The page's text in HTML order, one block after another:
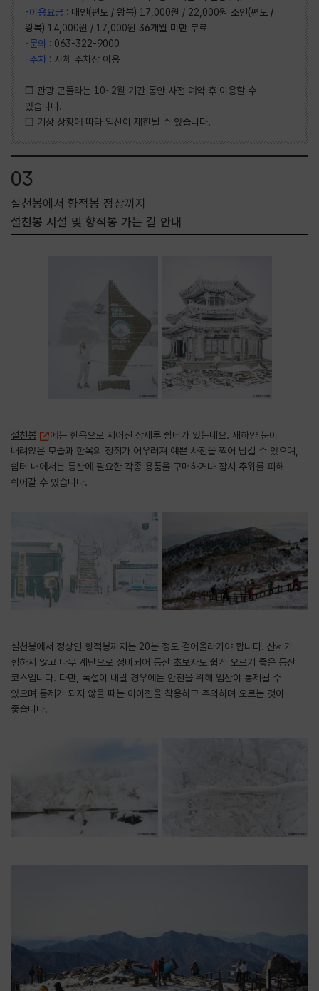
-이용요금 : 대인(편도 / 왕복) 17,000원 / 22,000원 소인(편도 /
왕복) 14,000원 / 17,000원 36개월 미만 무료
-문의 : 063-322-9000
-주차 : 자체 주차장 이용
❒ 관광 곤돌라는 10~2월 기간 동안 사전 예약 후 이용할 수
있습니다.
❒ 기상 상황에 따라 입산이 제한될 수 있습니다.
03
설천봉에서 향적봉 정상까지
설천봉 시설 및 향적봉 가는 길 안내
설천봉
에는 한옥으로 지어진 상제루 쉼터가 있는데요. 새하얀 눈이
내려앉은 모습과 한옥의 정취가 어우러져 예쁜 사진을 찍어 남길 수 있으며,
쉼터 내에서는 등산에 필요한 각종 용품을 구매하거나 잠시 추위를 피해
쉬어갈 수 있습니다.
설천봉에서 정상인 향적봉까지는 20분 정도 걸어올라가야 합니다. 산세가
험하지 않고 나무 계단으로 정비되어 등산 초보자도 쉽게 오르기 좋은 등산
코스입니다. 다만, 폭설이 내릴 경우에는 안전을 위해 입산이 통제될 수
있으며 통제가 되지 않을 때는 아이젠을 착용하고 주의하며 오르는 것이
좋습니다.